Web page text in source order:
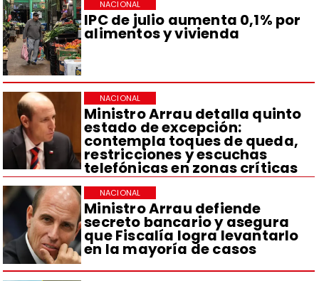
IPC de julio aumenta 0,1% por
alimentos y vivienda
NACIONAL
Ministro Arrau detalla quinto
estado de excepción:
contempla toques de queda,
restricciones y escuchas
telefónicas en zonas críticas
NACIONAL
Ministro Arrau defiende
secreto bancario y asegura
que Fiscalía logra levantarlo
en la mayoría de casos
NACIONAL